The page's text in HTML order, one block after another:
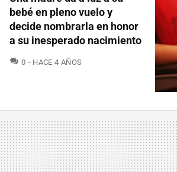
bebé en pleno vuelo y
decide nombrarla en honor
a su inesperado nacimiento
0 COMENTARIOS
HACE 4 AÑOS